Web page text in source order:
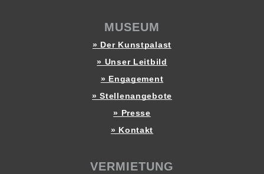
MUSEUM
» Der Kunstpalast
» Unser Leitbild
» Engagement
» Stellenangebote
» Presse
» Kontakt
VERMIETUNG